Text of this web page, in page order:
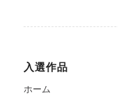
入選作品
ホーム